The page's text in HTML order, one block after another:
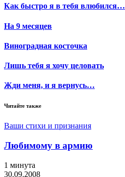
Как быстро я в тебя влюбился…
На 9 месяцев
Виноградная косточка
Лишь тебя я хочу целовать
Жди меня, и я вернусь…
Читайте также
Ваши стихи и признания
Любимому в армию
1 минута
30.09.2008